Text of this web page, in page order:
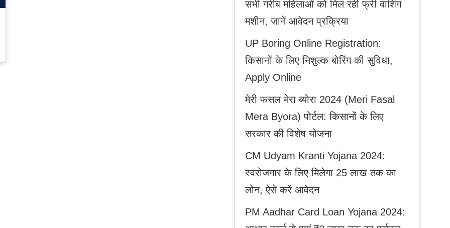
सभी गरीब महिलाओं को मिल रही फ्री वाशिंग
मशीन, जानें आवेदन प्रक्रिया
UP Boring Online Registration:
किसानों के लिए निशुल्क बोरिंग की सुविधा,
Apply Online
मेरी फसल मेरा ब्योरा 2024 (Meri Fasal
Mera Byora) पोर्टल: किसानों के लिए
सरकार की विशेष योजना
CM Udyam Kranti Yojana 2024:
स्वरोजगार के लिए मिलेगा 25 लाख तक का
लोन, ऐसे करें आवेदन
PM Aadhar Card Loan Yojana 2024: